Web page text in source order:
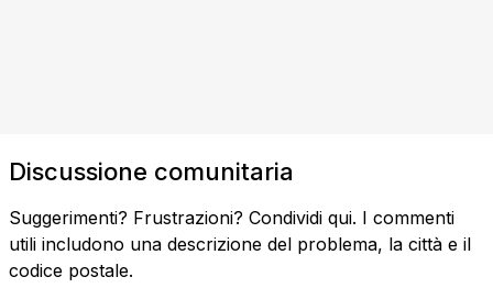
Discussione comunitaria
Suggerimenti? Frustrazioni? Condividi qui. I commenti
utili includono una descrizione del problema, la città e il
codice postale.